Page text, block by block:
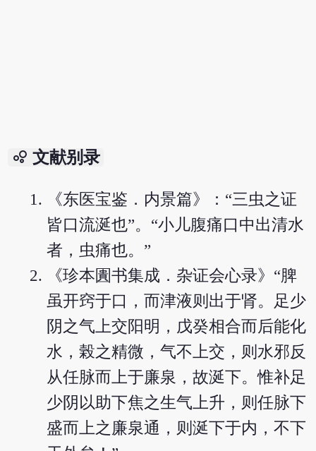
bubble_chart 文献别录
《东医宝鉴．内景篇》：“三虫之证
皆口流涎也”。“小儿腹痛口中出清水
者，虫痛也。”
《珍本圚书集成．杂证会心录》“脾
虽开窍于口，而津液则出于肾。足少
阴之气上交阳明，戊癸相合而后能化
水，榖之精微，气不上交，则水邪反
从任脉而上于廉泉，故涎下。惟补足
少阴以助下焦之生气上升，则任脉下
盛而上之廉泉通，则涎下于内，不下